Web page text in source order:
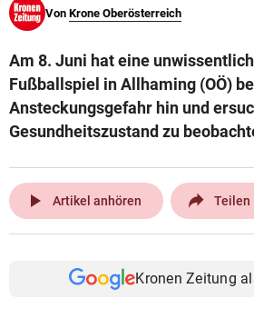
© Krone Multimedia GmbH & Co KG 2026
Von Krone Oberösterreich
Am 8. Juni hat eine
Fußballspiel in Allhaming (OÖ)
Ansteckungsgefahr hin und
Gesundheitszustand zu
play_arrow Artikel anhören Teilen
Kronen Zeitung